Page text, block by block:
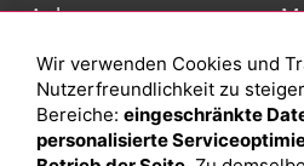
Anlage
Depot eröffnen
Depot vergleichen
Junior Depot
Wir verwenden Cookies und
Nutzerfreundlichkeit zu
Bereiche: eingeschränkte
personalisierte